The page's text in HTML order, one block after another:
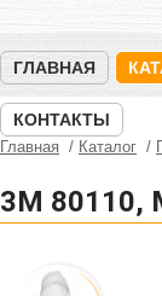
ГЛАВНАЯ
КОНТАКТЫ
Главная Каталог
3M